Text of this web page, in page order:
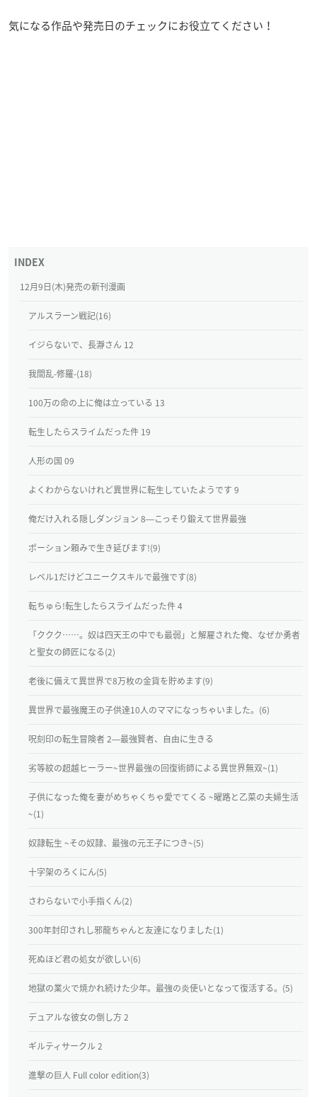
気になる作品や発売日のチェックにお役立てください！
12月9日(木)発売の新刊漫画
アルスラーン戦記(16)
イジらないで、長瀞さん 12
我間乱-修羅-(18)
100万の命の上に俺は立っている 13
転生したらスライムだった件 19
人形の国 09
よくわからないけれど異世界に転生していたようです 9
俺だけ入れる隠しダンジョン 8―こっそり鍛えて世界最強
ポーション頼みで生き延びます!(9)
レベル1だけどユニークスキルで最強です(8)
転ちゅら!転生したらスライムだった件 4
「ククク……。奴は四天王の中でも最弱」と解雇された俺、なぜか勇者
と聖女の師匠になる(2)
老後に備えて異世界で8万枚の金貨を貯めます(9)
異世界で最強魔王の子供達10人のママになっちゃいました。(6)
呪刻印の転生冒険者 2―最強賢者、自由に生きる
劣等紋の超越ヒーラー~世界最強の回復術師による異世界無双~(1)
子供になった俺を妻がめちゃくちゃ愛でてくる ~曜路と乙菜の夫婦生活
~(1)
奴隷転生 ~その奴隷、最強の元王子につき~(5)
十字架のろくにん(5)
さわらないで小手指くん(2)
300年封印されし邪龍ちゃんと友達になりました(1)
死ぬほど君の処女が欲しい(6)
地獄の業火で焼かれ続けた少年。最強の炎使いとなって復活する。(5)
デュアルな彼女の倒し方 2
ギルティサークル 2
進撃の巨人 Full color edition(3)